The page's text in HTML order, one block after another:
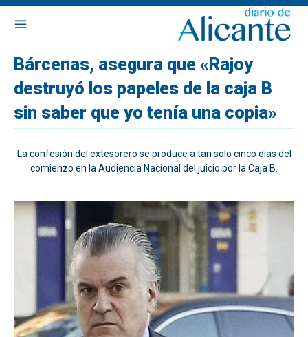
Bárcenas, asegura que «Rajoy
destruyó los papeles de la caja B
sin saber que yo tenía una copia»
La confesión del extesorero se produce a tan solo cinco días del
comienzo en la Audiencia Nacional del juicio por la Caja B.